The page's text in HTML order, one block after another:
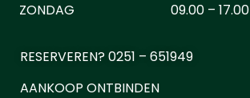
ZONDAG
09.00 – 17.00
RESERVEREN? 0251 – 651949
AANKOOP ONTBINDEN